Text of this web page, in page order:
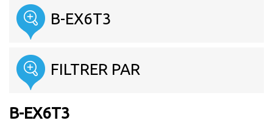
B-EX6T3
FILTRER PAR
B-EX6T3